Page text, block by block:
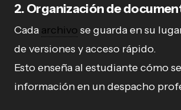
2. Organización de
Cada archivo se guarda en su
de versiones y acceso rápido.
Esto enseña al estudiante cómo
información en un despacho